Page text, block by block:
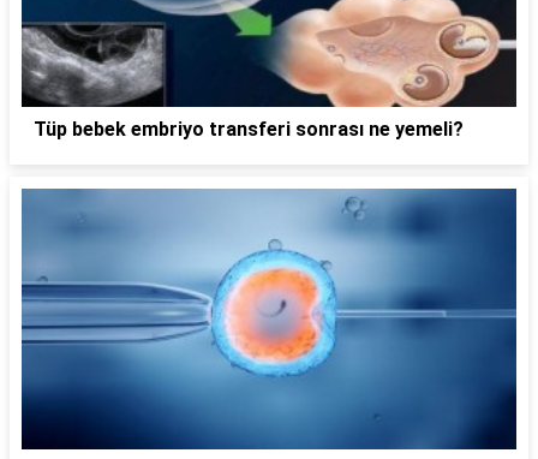
Tüp bebek embriyo transferi sonrası ne yemeli?